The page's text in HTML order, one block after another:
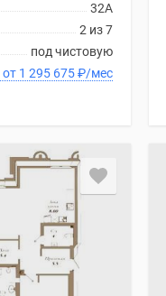
32А
2 из 7
под чистовую
В ипотеку от 1 295 675₽/мес